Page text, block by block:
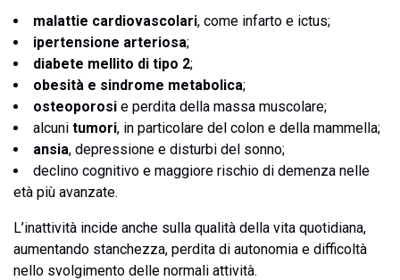
malattie cardiovascolari, come infarto e ictus;
ipertensione arteriosa;
diabete mellito di tipo 2;
obesità e sindrome metabolica;
osteoporosi e perdita della massa muscolare;
alcuni tumori, in particolare del colon e della mammella;
ansia, depressione e disturbi del sonno;
declino cognitivo e maggiore rischio di demenza nelle
età più avanzate.
L’inattività incide anche sulla qualità della vita quotidiana,
aumentando stanchezza, perdita di autonomia e difficoltà
nello svolgimento delle normali attività.